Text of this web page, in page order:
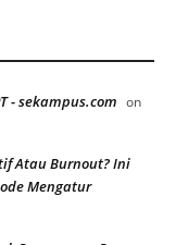
- sekampus.com on
Atau Burnout? Ini
Mengatur